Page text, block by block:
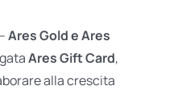
Ares Gold e Ares
Ares Gift Card,
alla crescita